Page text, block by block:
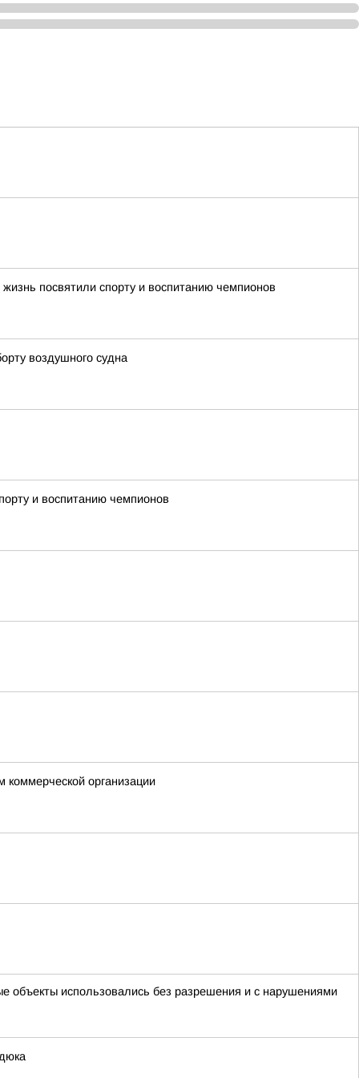
посвятили спорту и воспитанию чемпионов
воздушного судна
и воспитанию чемпионов
организации
объекты использовались без разрешения и с нарушениями